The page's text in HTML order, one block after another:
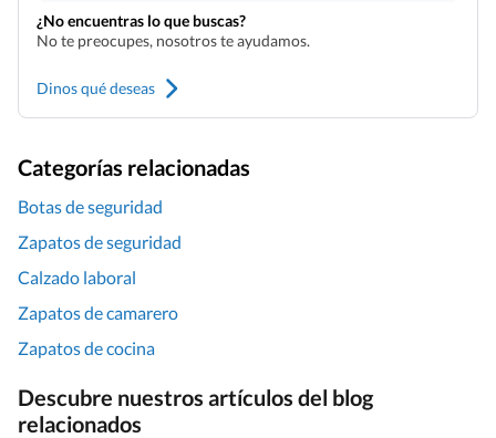
¿No encuentras lo que buscas?
No te preocupes, nosotros te ayudamos.
Dinos qué deseas
Categorías relacionadas
Botas de seguridad
Zapatos de seguridad
Calzado laboral
Zapatos de camarero
Zapatos de cocina
Descubre nuestros artículos del blog
relacionados